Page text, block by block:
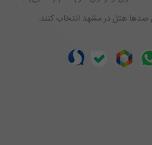
صدها هتل در مشهد انتخاب کنند.